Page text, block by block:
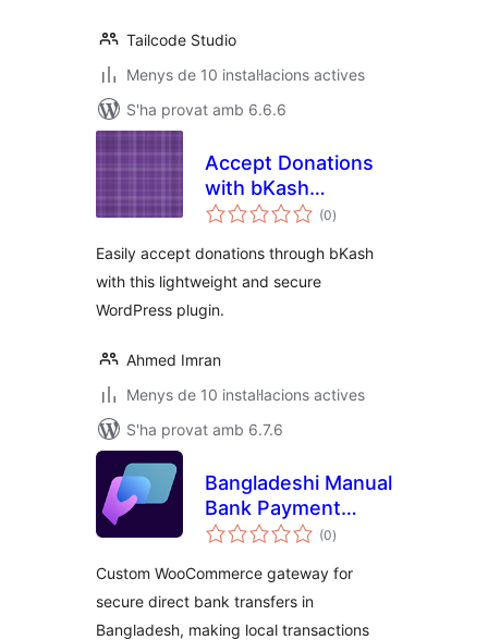
Tailcode Studio
Menys de 10 instal·lacions actives
S'ha provat amb 6.6.6
Accept Donations
with bKash
Payment
(0puntuacions
totals
)
Easily accept donations through bKash
with this lightweight and secure
WordPress plugin.
Ahmed Imran
Menys de 10 instal·lacions actives
S'ha provat amb 6.7.6
Bangladeshi Manual
Bank Payment
Method
(0puntuacions
totals
)
Custom WooCommerce gateway for
secure direct bank transfers in
Bangladesh, making local transactions